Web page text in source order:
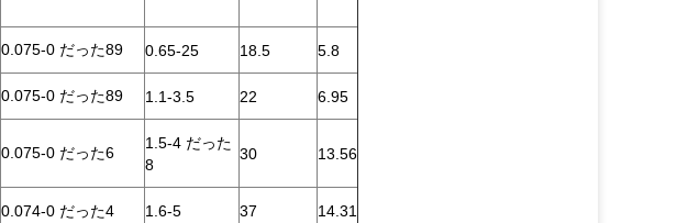
0.075-0 だった89 0.65-25 18.5 5.8
0.075-0 だった89 1.1-3.5 22 6.95
0.075-0 だった6
1.5-4 だった
8
30 13.56
0.074-0 だった4 1.6-5 37 14.31